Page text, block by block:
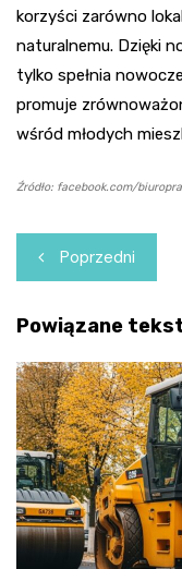
korzyści zarówno
naturalnemu. Dzięki
tylko spełnia
promuje
wśród młodych
Źródło: facebook.com/
Nawigacja
wpisu
Poprzedni
Powiązane